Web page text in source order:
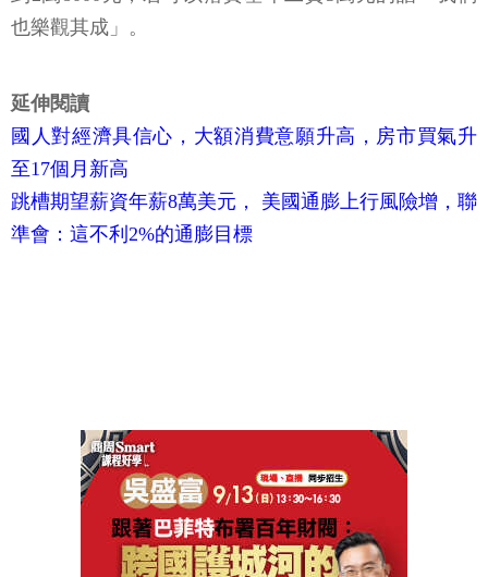
也樂觀其成」。
延伸閱讀
國人對經濟具信心，大額消費意願升高，房市買氣升
至17個月新高
跳槽期望薪資年薪8萬美元， 美國通膨上行風險增，聯
準會：這不利2%的通膨目標